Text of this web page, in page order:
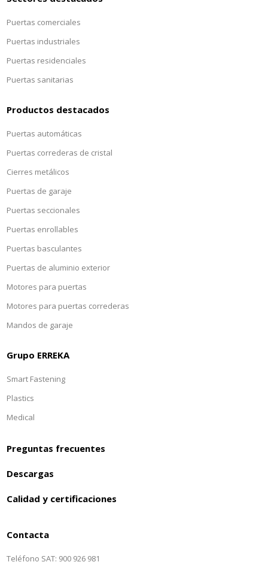
Puertas comerciales
Puertas industriales
Puertas residenciales
Puertas sanitarias
Productos destacados
Puertas automáticas
Puertas correderas de cristal
Cierres metálicos
Puertas de garaje
Puertas seccionales
Puertas enrollables
Puertas basculantes
Puertas de aluminio exterior
Motores para puertas
Motores para puertas correderas
Mandos de garaje
Grupo ERREKA
Smart Fastening
Plastics
Medical
Preguntas frecuentes
Descargas
Calidad y certificaciones
Contacta
Teléfono SAT: 900 926 981